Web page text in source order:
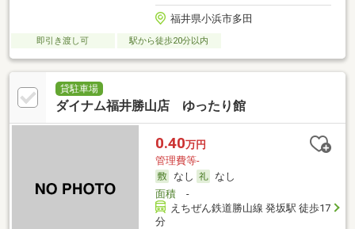
福井県小浜市多田
即引き渡し可 駅から徒歩20分以内
貸駐車場
ダイナム福井勝山店 ゆったり館
0.40万円
管理費等-
なし
なし
面積-
えちぜん鉄道勝山線 発坂駅 徒歩17
分